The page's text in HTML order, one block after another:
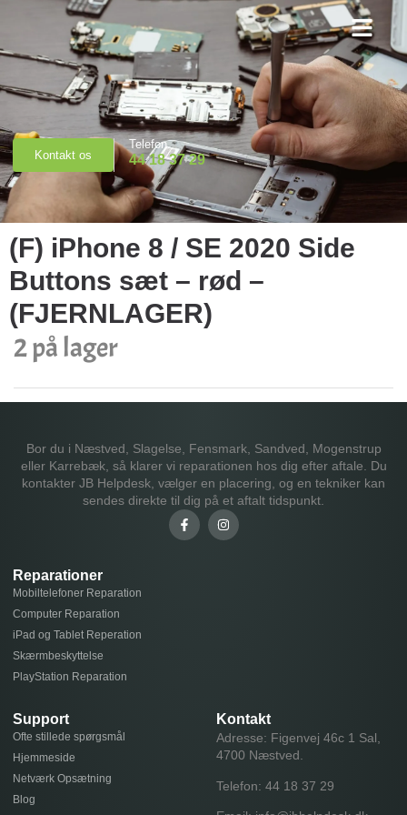
Kontakt os
Telefon
44 18 37 29
(F) iPhone 8 / SE 2020 Side
Buttons sæt – rød –
(FJERNLAGER)
2 på lager
Bor du i Næstved, Slagelse, Fensmark, Sandved, Mogenstrup
eller Karrebæk, så klarer vi reparationen hos dig efter aftale. Du
kontakter JB Helpdesk, vælger en placering, og en tekniker kan
sendes direkte til dig på et aftalt tidspunkt.
Reparationer
Mobiltelefoner Reparation
Computer Reparation
iPad og Tablet Reperation
Skærmbeskyttelse
PlayStation Reparation
Support
Ofte stillede spørgsmål
Hjemmeside
Netværk Opsætning
Blog
Kontakt
Adresse: Figenvej 46c 1 Sal,
4700 Næstved.
Telefon: 44 18 37 29